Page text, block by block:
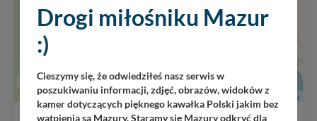
Leaflet|Mazury24.eu
Drogi miłośniku Mazur
:)
Cieszymy się, że odwiedziłeś nasz serwis w
poszukiwaniu informacji, zdjęć, obrazów, widoków z
kamer dotyczących pięknego kawałka Polski jakim bez
wątpienia są Mazury. Staramy się Mazury odkryć dla